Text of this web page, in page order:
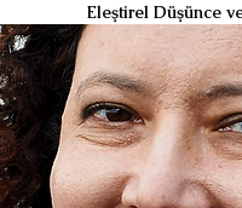
Eleştirel Düşünce